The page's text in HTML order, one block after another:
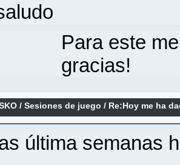
Para este
gracias!
/Sesiones de juego / Re:Hoy me ha
última semanas